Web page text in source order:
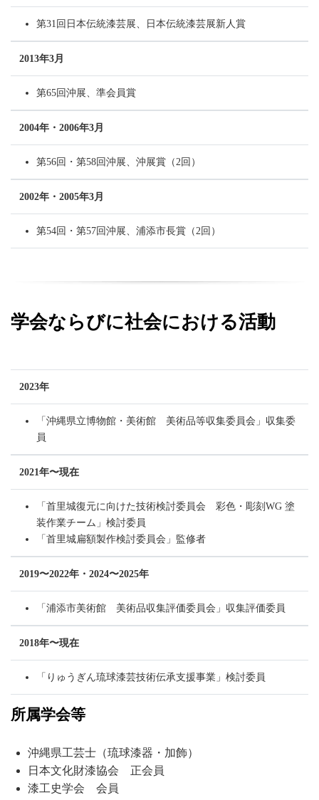
第31回日本伝統漆芸展、日本伝統漆芸展新人賞
2013年3月
第65回沖展、準会員賞
2004年・2006年3月
第56回・第58回沖展、沖展賞（2回）
2002年・2005年3月
第54回・第57回沖展、浦添市長賞（2回）
学会ならびに社会における活動
2023年
「沖縄県立博物館・美術館 美術品等収集委員会」収集委
員
2021年〜現在
「首里城復元に向けた技術検討委員会 彩色・彫刻WG 塗
装作業チーム」検討委員
「首里城扁額製作検討委員会」監修者
2019〜2022年・2024〜2025年
「浦添市美術館 美術品収集評価委員会」収集評価委員
2018年〜現在
「りゅうぎん琉球漆芸技術伝承支援事業」検討委員
所属学会等
沖縄県工芸士（琉球漆器・加飾）
日本文化財漆協会 正会員
漆工史学会 会員